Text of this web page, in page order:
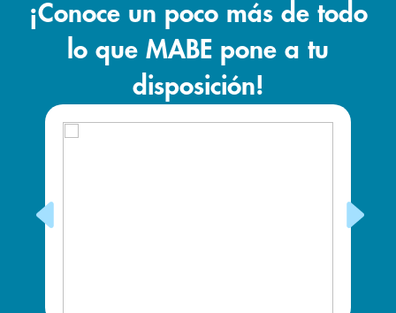
¡Conoce un poco más de todo
lo que MABE pone a tu
disposición!